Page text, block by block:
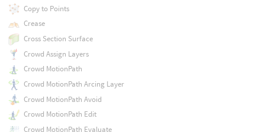
Copy to Points
Crease
Cross Section Surface
Crowd Assign Layers
Crowd MotionPath
Crowd MotionPath Arcing Layer
Crowd MotionPath Avoid
Crowd MotionPath Edit
Crowd MotionPath Evaluate